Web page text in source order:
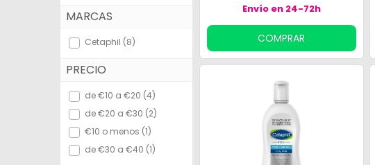
Más vendidos
Health points
MARCAS
Cetaphil (8)
PRECIO
de €10 a €20 (4)
de €20 a €30 (2)
€10 o menos (1)
de €30 a €40 (1)
Envío en 24-72h
COMPRAR